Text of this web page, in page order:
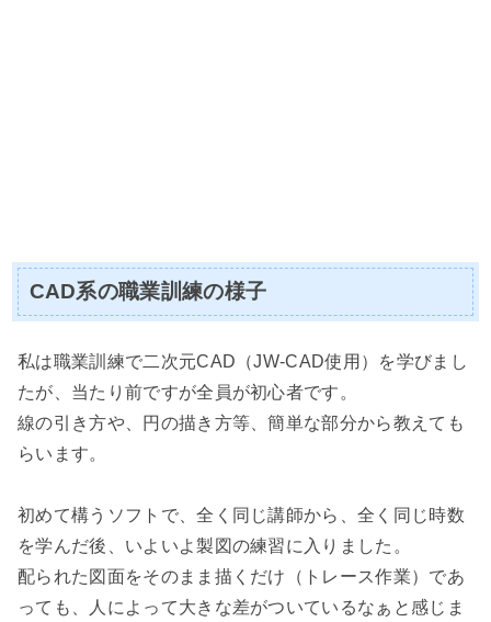
CAD系の職業訓練の様子
私は職業訓練で二次元CAD（JW-CAD使用）を学びまし
たが、当たり前ですが全員が初心者です。
線の引き方や、円の描き方等、簡単な部分から教えても
らいます。
初めて構うソフトで、全く同じ講師から、全く同じ時数
を学んだ後、いよいよ製図の練習に入りました。
配られた図面をそのまま描くだけ（トレース作業）であ
っても、人によって大きな差がついているなぁと感じま